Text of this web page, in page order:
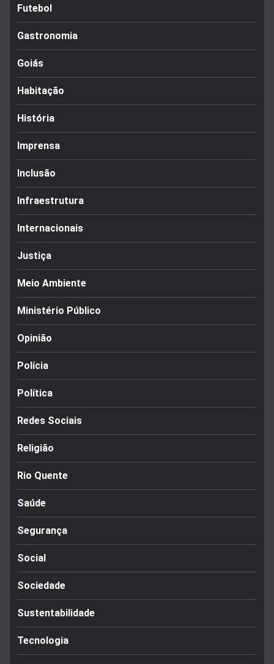
Futebol
Gastronomia
Goiás
Habitação
História
Imprensa
Inclusão
Infraestrutura
Internacionais
Justiça
Meio Ambiente
Ministério Público
Opinião
Polícia
Política
Redes Sociais
Religião
Rio Quente
Saúde
Segurança
Social
Sociedade
Sustentabilidade
Tecnologia